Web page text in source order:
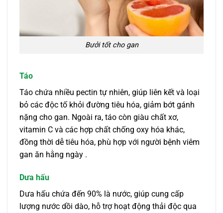
Bưởi tốt cho gan
Táo
Táo chứa nhiều pectin tự nhiên, giúp liên kết và loại
bỏ các độc tố khỏi đường tiêu hóa, giảm bớt gánh
nặng cho gan. Ngoài ra, táo còn giàu chất xơ,
vitamin C và các hợp chất chống oxy hóa khác,
đồng thời dễ tiêu hóa, phù hợp với người bệnh viêm
gan ăn hằng ngày .
Dưa hấu
Dưa hấu chứa đến 90% là nước, giúp cung cấp
lượng nước dồi dào, hỗ trợ hoạt động thải độc qua